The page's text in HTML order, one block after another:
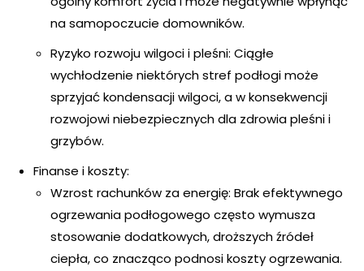
na samopoczucie domowników.
Ryzyko rozwoju wilgoci i pleśni: Ciągłe
wychłodzenie niektórych stref podłogi może
sprzyjać kondensacji wilgoci, a w konsekwencji
rozwojowi niebezpiecznych dla zdrowia pleśni i
grzybów.
Finanse i koszty:
Wzrost rachunków za energię: Brak efektywnego
ogrzewania podłogowego często wymusza
stosowanie dodatkowych, droższych źródeł
ciepła, co znacząco podnosi koszty ogrzewania.